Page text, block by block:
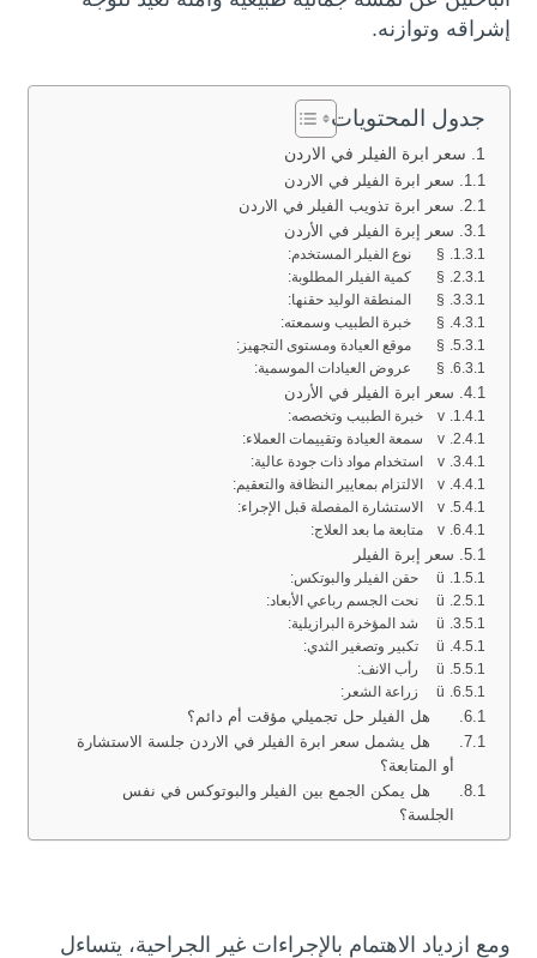
إشراقه وتوازنه.
جدول المحتويات
سعر ابرة الفيلر في الاردن
سعر ابرة الفيلر في الاردن
سعر ابرة تذويب الفيلر في الاردن
سعر إبرة الفيلر في الأردن
§ نوع الفيلر المستخدم:
§ كمية الفيلر المطلوبة:
§ المنطقة الوليد حقنها:
§ خبرة الطبيب وسمعته:
§ موقع العيادة ومستوى التجهيز:
§ عروض العيادات الموسمية:
سعر ابرة الفيلر في الأردن
v خبرة الطبيب وتخصصه:
v سمعة العيادة وتقييمات العملاء:
v استخدام مواد ذات جودة عالية:
v الالتزام بمعايير النظافة والتعقيم:
v الاستشارة المفصلة قبل الإجراء:
v متابعة ما بعد العلاج:
سعر إبرة الفيلر
ü حقن الفيلر والبوتكس:
ü نحت الجسم رباعي الأبعاد:
ü شد المؤخرة البرازيلية:
ü تكبير وتصغير الثدي:
ü رأب الانف:
ü زراعة الشعر:
هل الفيلر حل تجميلي مؤقت أم دائم؟
هل يشمل سعر ابرة الفيلر في الاردن جلسة الاستشارة
أو المتابعة؟
هل يمكن الجمع بين الفيلر والبوتوكس في نفس
الجلسة؟
ومع ازدياد الاهتمام بالإجراءات غير الجراحية، يتساءل